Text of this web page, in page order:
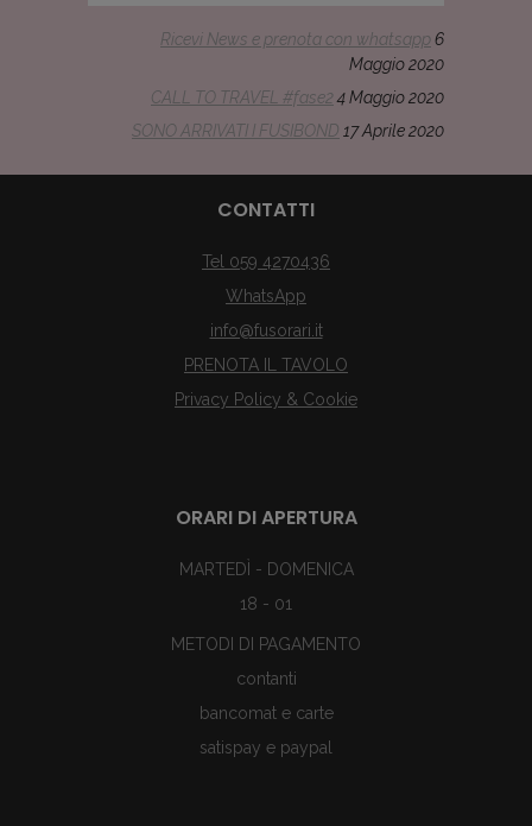
Ricevi News e prenota con whatsapp6
Maggio 2020
CALL TO TRAVEL #fase2 4 Maggio 2020
SONO ARRIVATI I FUSIBOND 17 Aprile 2020
CONTATTI
Tel 059 4270436
WhatsApp
info@fusorari.it
PRENOTA IL TAVOLO
Privacy Policy & Cookie
ORARI DI APERTURA
MARTEDÌ - DOMENICA
18 - 01
METODI DI PAGAMENTO
contanti
bancomat e carte
satispay e paypal